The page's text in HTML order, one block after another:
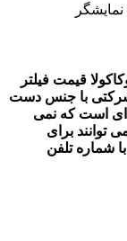
قیمت فیلتر
با جنس دست
ای است که نمی
توانند برای
شماره تلفن